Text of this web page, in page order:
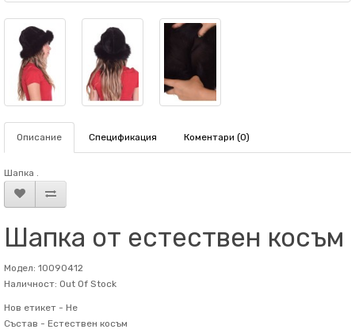
Описание Спецификация Коментари (0)
Шапка .
Шапка от естествен косъм
Модел: 10090412
Наличност: Out Of Stock
Нов етикет - Не
Състав - Естествен косъм